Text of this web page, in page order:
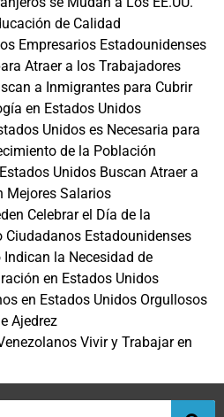
de Calidad
Empresarios Estadounidenses
Atraer a los Trabajadores
a Inmigrantes para Cubrir
en Estados Unidos
Unidos es Necesaria para
de la Población
Unidos Buscan Atraer a
Mejores Salarios
Celebrar el Día de la
Ciudadanos Estadounidenses
la Necesidad de
en Estados Unidos
en Estados Unidos Orgullosos
Ajedrez
Vivir y Trabajar en